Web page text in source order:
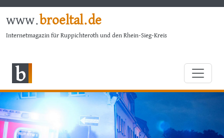
www.broeltal.de
Internetmagazin für Ruppichteroth und den Rhein-Sieg-Kreis